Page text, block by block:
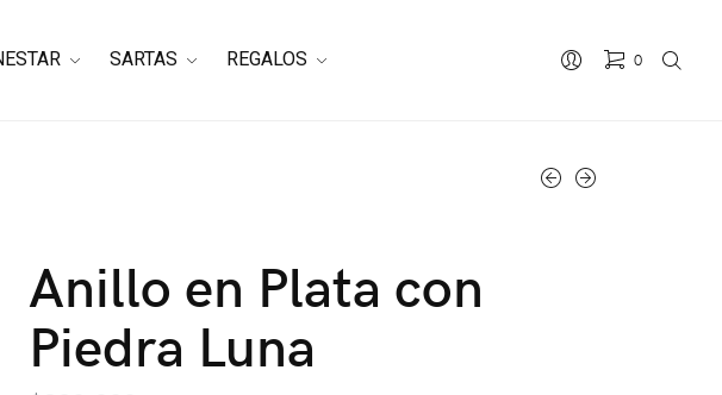
SARTAS REGALOS 0
Anillo en Plata con
Piedra Luna